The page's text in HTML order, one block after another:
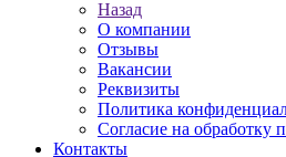
Назад
О компании
Отзывы
Вакансии
Реквизиты
Политика
Согласие на обработку
Контакты